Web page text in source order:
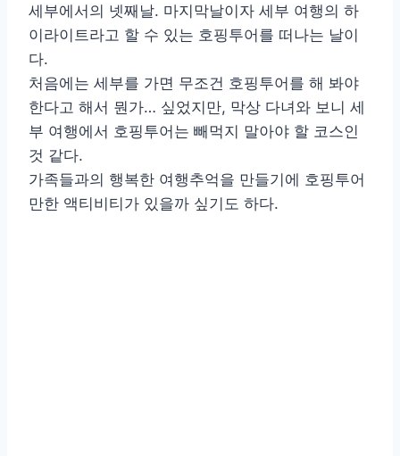
세부에서의 넷째날. 마지막날이자 세부 여행의 하
이라이트라고 할 수 있는 호핑투어를 떠나는 날이
다.
처음에는 세부를 가면 무조건 호핑투어를 해 봐야
한다고 해서 뭔가… 싶었지만, 막상 다녀와 보니 세
부 여행에서 호핑투어는 빼먹지 말아야 할 코스인
것 같다.
가족들과의 행복한 여행추억을 만들기에 호핑투어
만한 액티비티가 있을까 싶기도 하다.